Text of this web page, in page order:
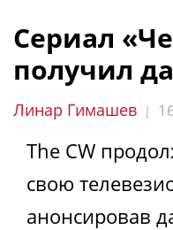
Сериал
получил
Линар Гимашев |
The CW
свою
анонсировав